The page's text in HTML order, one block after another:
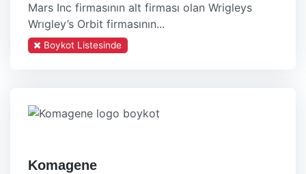
Mars Inc firmasının alt firması olan Wrigleys
Wrıgley’s Orbit firmasının...
Boykot Listesinde
Komagene